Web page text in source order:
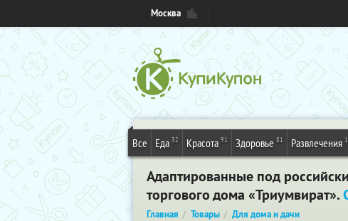
Москва
Все Еда 32 Красота 91 Здоровье 81 Развлечения
Адаптированные под
торгового дома «Триумвират».
Главная Товары Для дома и дачи